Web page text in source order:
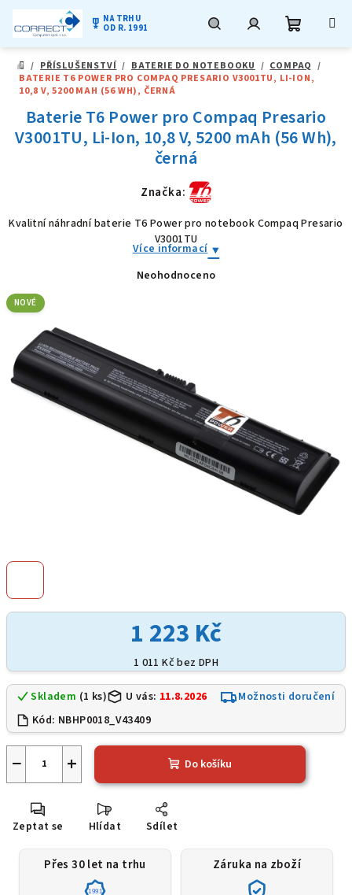
obsah
military_tech NA TRHU
OD R. 1991
DOMŮ
/ PŘÍSLUŠENSTVÍ / BATERIE DO NOTEBOOKU / COMPAQ /
BATERIE T6 POWER PRO COMPAQ PRESARIO V3001TU, LI-ION,
10,8 V, 5200 MAH (56 WH), ČERNÁ
1 223 Kč
1 011 Kč bez DPH
Skladem (1 ks) U vás: 11.8.2026
Možnosti doručení
Kód: NBHP0018_V43409
+
− Do košíku
Zeptat se Hlídat Sdílet
Baterie T6 Power pro Compaq Presario
V3001TU, Li-Ion, 10,8 V, 5200 mAh (56 Wh),
černá
Značka:
Kvalitní náhradní baterie T6 Power pro notebook Compaq Presario
V3001TU
Více informací
Průměrné
Neohodnoceno
NOVÉ
Přes 30 let na trhu
1991
Záruka na zboží